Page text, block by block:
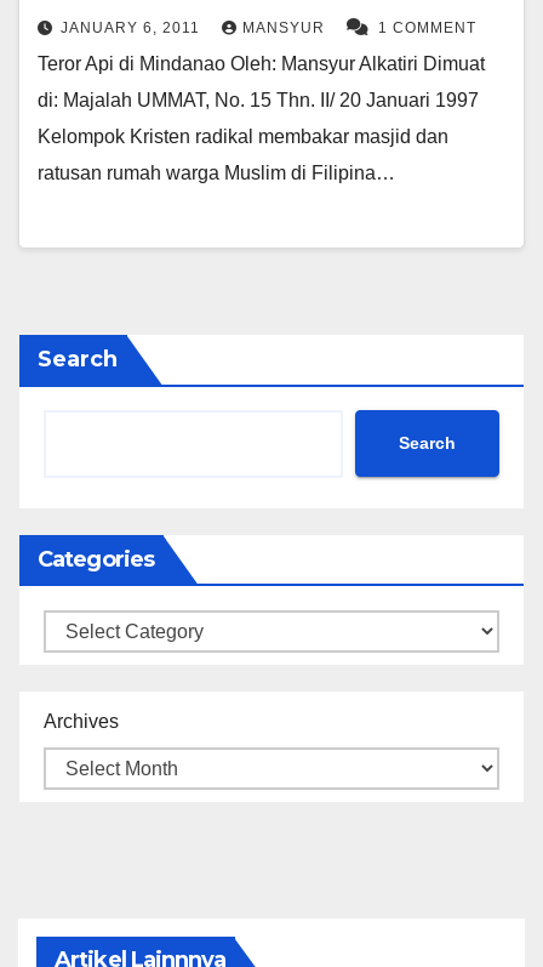
JANUARY 6, 2011 MANSYUR 1 COMMENT
Teror Api di Mindanao Oleh: Mansyur Alkatiri Dimuat
di: Majalah UMMAT, No. 15 Thn. II/ 20 Januari 1997
Kelompok Kristen radikal membakar masjid dan
ratusan rumah warga Muslim di Filipina…
Search
Search
Categories
Categories
Archives
Artikel Lainnnya